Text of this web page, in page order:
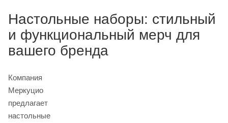
Настольные наборы: стильный
и функциональный мерч для
вашего бренда
Компания
Меркуцио
предлагает
настольные